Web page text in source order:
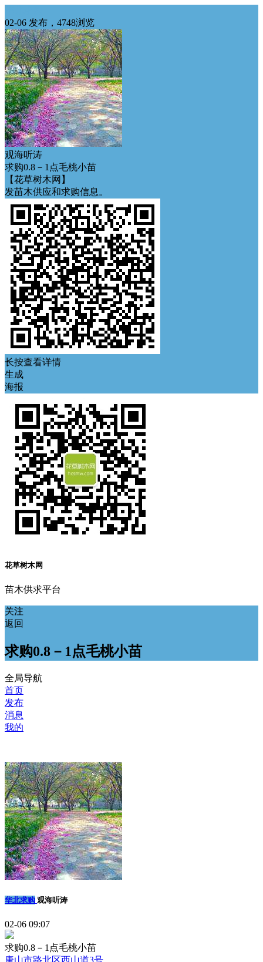
02-06 发布，4748浏览
观海听涛
求购0.8－1点毛桃小苗
【花草树木网】
发苗木供应和求购信息。
长按查看详情
生成
海报
花草树木网
苗木供求平台
关注
返回
求购0.8－1点毛桃小苗
全局导航
首页
发布
消息
我的
华北求购 观海听涛
02-06 09:07
求购0.8－1点毛桃小苗
唐山市路北区西山道3号